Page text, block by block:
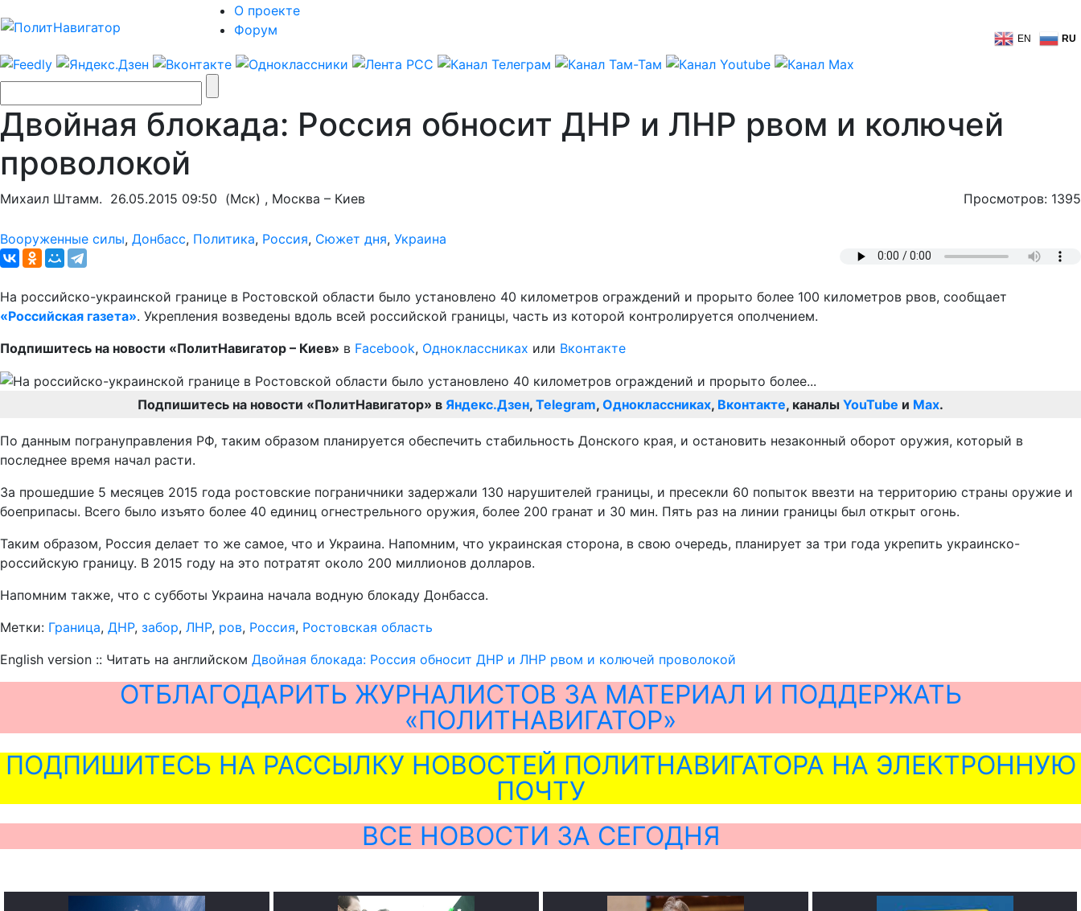
О проекте
Форум
EN RU
Двойная блокада: Россия обносит ДНР и ЛНР рвом и колючей
проволокой
Михаил Штамм. 26.05.2015 09:50 (Мск) , Москва – Киев Просмотров: 1395
Вооруженные силы, Донбасс, Политика, Россия, Сюжет дня, Украина
На российско-украинской границе в Ростовской области было установлено 40 километров ограждений и прорыто более 100 километров рвов, сообщает
«Российская газета». Укрепления возведены вдоль всей российской границы, часть из которой контролируется ополчением.
Подпишитесь на новости «ПолитНавигатор – Киев» в Facebook, Одноклассниках или Вконтакте
Подпишитесь на новости «ПолитНавигатор» в Яндекс.Дзен, Telegram, Одноклассниках, Вконтакте, каналы YouTube и Max.
По данным погрануправления РФ, таким образом планируется обеспечить стабильность Донского края, и остановить незаконный оборот оружия, который в
последнее время начал расти.
За прошедшие 5 месяцев 2015 года ростовские пограничники задержали 130 нарушителей границы, и пресекли 60 попыток ввезти на территорию страны оружие и
боеприпасы. Всего было изъято более 40 единиц огнестрельного оружия, более 200 гранат и 30 мин. Пять раз на линии границы был открыт огонь.
Таким образом, Россия делает то же самое, что и Украина. Напомним, что украинская сторона, в свою очередь, планирует за три года укрепить украинско-
российскую границу. В 2015 году на это потратят около 200 миллионов долларов.
Напомним также, что с субботы Украина начала водную блокаду Донбасса.
Метки: Граница, ДНР, забор, ЛНР, ров, Россия, Ростовская область
English version :: Читать на английском Двойная блокада: Россия обносит ДНР и ЛНР рвом и колючей проволокой
ОТБЛАГОДАРИТЬ ЖУРНАЛИСТОВ ЗА МАТЕРИАЛ И ПОДДЕРЖАТЬ
«ПОЛИТНАВИГАТОР»
ПОДПИШИТЕСЬ НА РАССЫЛКУ НОВОСТЕЙ ПОЛИТНАВИГАТОРА НА ЭЛЕКТРОННУЮ
ПОЧТУ
ВСЕ НОВОСТИ ЗА СЕГОДНЯ